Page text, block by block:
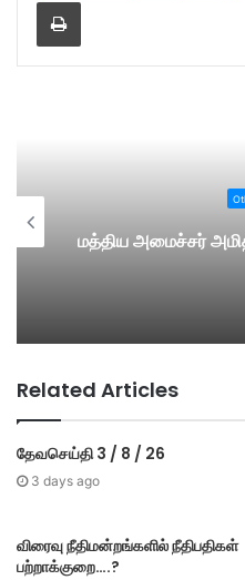
மத்திய அமைச்சர்
Related Articles
தேவசெய்தி 3 / 8 / 26
3 days ago
விரைவு நீதிமன்றங்களில் நீதிபதிகள்
பற்றாக்குறை….?